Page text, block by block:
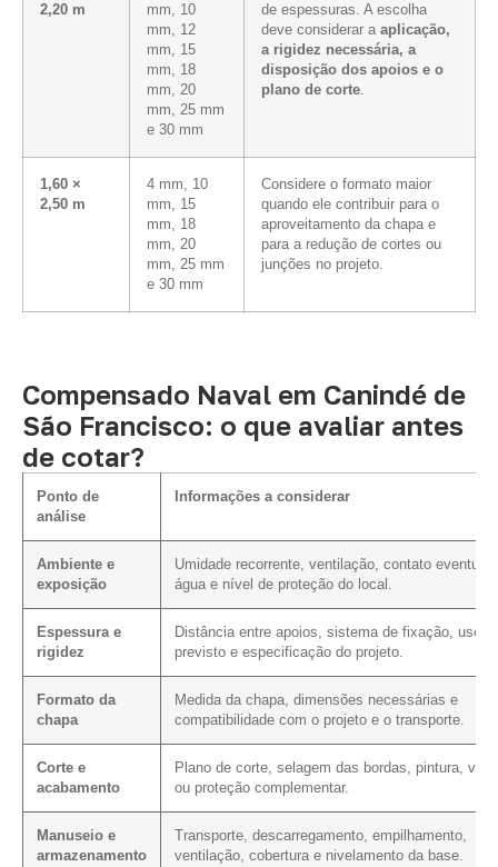
2,20 m
mm, 10
mm, 12
mm, 15
mm, 18
mm, 20
mm, 25 mm
e 30 mm
de espessuras. A escolha
deve considerar a aplicação,
a rigidez necessária, a
disposição dos apoios e o
plano de corte.
1,60 ×
2,50 m
4 mm, 10
mm, 15
mm, 18
mm, 20
mm, 25 mm
e 30 mm
Considere o formato maior
quando ele contribuir para o
aproveitamento da chapa e
para a redução de cortes ou
junções no projeto.
Compensado Naval em Canindé de
São Francisco: o que avaliar antes
de cotar?
Ponto de
análise
Informações a considerar
Ambiente e
exposição
Umidade recorrente, ventilação, contato eventual
água e nível de proteção do local.
Espessura e
rigidez
Distância entre apoios, sistema de fixação, uso
previsto e especificação do projeto.
Formato da
chapa
Medida da chapa, dimensões necessárias e
compatibilidade com o projeto e o transporte.
Corte e
acabamento
Plano de corte, selagem das bordas, pintura,
ou proteção complementar.
Manuseio e
armazenamento
Transporte, descarregamento, empilhamento,
ventilação, cobertura e nivelamento da base.